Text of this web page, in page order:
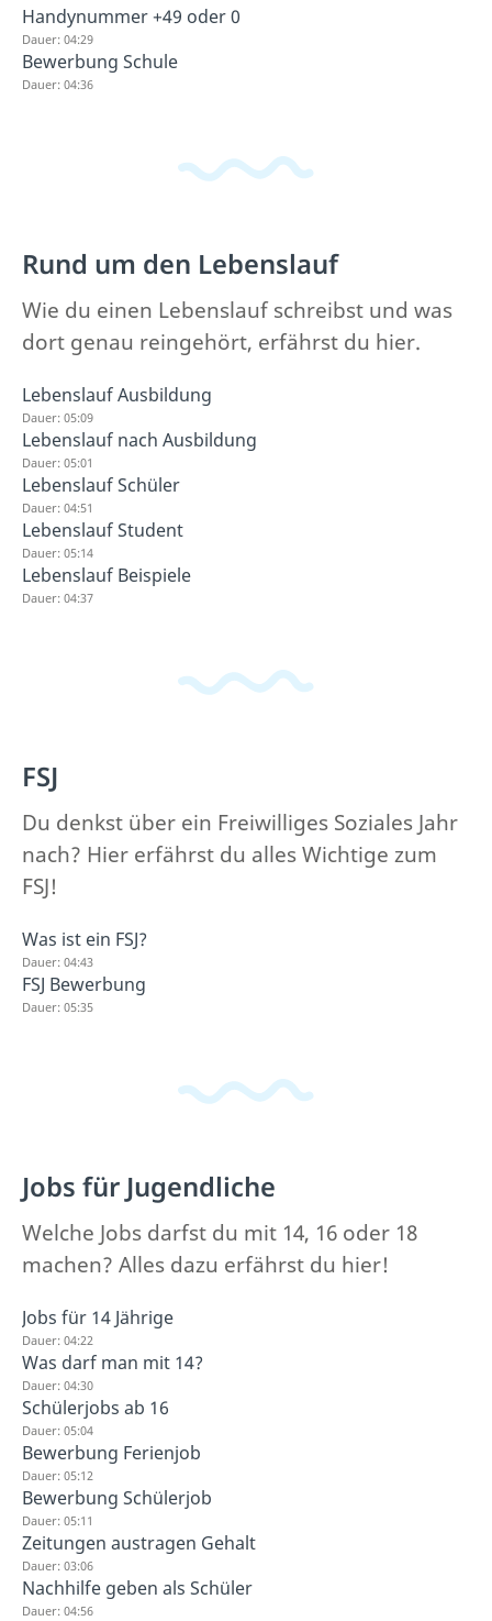
Handynummer +49 oder 0
Dauer: 04:29
Bewerbung Schule
Dauer: 04:36
Rund um den Lebenslauf
Wie du einen Lebenslauf schreibst und was
dort genau reingehört, erfährst du hier.
Lebenslauf Ausbildung
Dauer: 05:09
Lebenslauf nach Ausbildung
Dauer: 05:01
Lebenslauf Schüler
Dauer: 04:51
Lebenslauf Student
Dauer: 05:14
Lebenslauf Beispiele
Dauer: 04:37
FSJ
Du denkst über ein Freiwilliges Soziales Jahr
nach? Hier erfährst du alles Wichtige zum
FSJ!
Was ist ein FSJ?
Dauer: 04:43
FSJ Bewerbung
Dauer: 05:35
Jobs für Jugendliche
Welche Jobs darfst du mit 14, 16 oder 18
machen? Alles dazu erfährst du hier!
Jobs für 14 Jährige
Dauer: 04:22
Was darf man mit 14?
Dauer: 04:30
Schülerjobs ab 16
Dauer: 05:04
Bewerbung Ferienjob
Dauer: 05:12
Bewerbung Schülerjob
Dauer: 05:11
Zeitungen austragen Gehalt
Dauer: 03:06
Nachhilfe geben als Schüler
Dauer: 04:56